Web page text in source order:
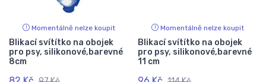
Momentálně nelze koupit
Blikací svítítko na obojek
pro psy, silikonové,barevné
8cm
Momentálně nelze koupit
Blikací svítítko na obojek
pro psy, silikonové,barevné
11 cm